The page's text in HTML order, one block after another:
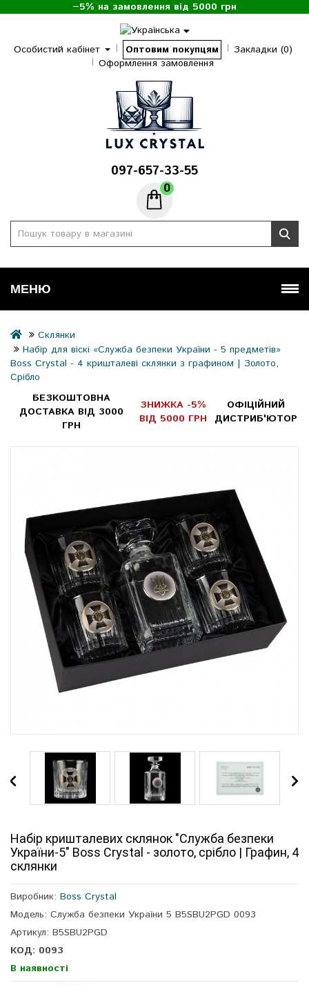
−5% на замовлення від 5000 грн
Особистий кабінет Оптовим покупцям
Закладки (0)
Оформлення замовлення
097-657-33-55
0
МЕНЮ
Склянки
Набір для віскі «Служба безпеки України - 5 предметів»
Boss Crystal - 4 кришталеві склянки з графином | Золото,
Срібло
БЕЗКОШТОВНА
ДОСТАВКА ВІД 3000
ГРН
ЗНИЖКА -5%
ВІД 5000 ГРН
ОФІЦІЙНИЙ
ДИСТРИБ'ЮТОР
Набір кришталевих склянок "Служба безпеки
України-5" Boss Crystal - золото, срібло | Графин, 4
склянки
Виробник: Boss Crystal
Модель: Служба безпеки України 5 B5SBU2PGD 0093
Артикул: B5SBU2PGD
КОД: 0093
В наявності